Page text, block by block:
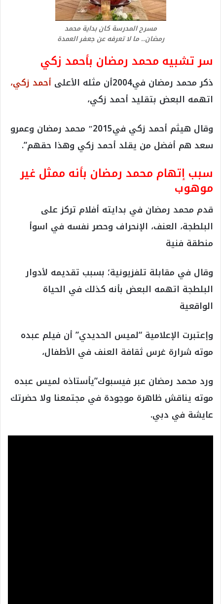
مسرح المدرسة كان بداية محمد
رمضان.. ما لا تعرفه عن جعفر العمدة
سر تشبيه محمد رمضان بأحمد زكي
ذكر محمد رمضان في2004أن مثله الأعلى
أحمد زكي،
اتهمه البعض بتقليد أحمد زكي،
وقال هيثم أحمد زكي في2015″ محمد رمضان وعمرو
سعد هم أفضل من يقلد أحمد زكي وهذا حقهم”.
سبب إتهام محمد رمضان بأنه ممثل غير
موهوب
قدم محمد رمضان في بدايته أفلام تركز على
البلطجة، العنف، الإنحراف وحصر نفسه في اسوأ
منطقة فنية
وقال في مقابلة تلفزيونية؛ بسبب تقديمه لأدوار
البلطجة اتهمه البعض بأنه كذلك في الحياة
الواقعية
وإعتبرت الإعلامية “لميس الحديدي” أن فيلم عبده
موته شرارة غرس ثقافة العنف في الأطفال،
ورد محمد رمضان عبر فيسبوك”يأستاذه لميس عبده
موته يناقش ظاهرة موجودة في مجتمعنا ولا حضرتك
عايشة في دبي.